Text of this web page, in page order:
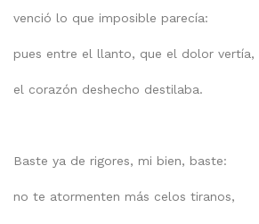
venció lo que imposible parecía:
pues entre el llanto, que el dolor vertía,
el corazón deshecho destilaba.
Baste ya de rigores, mi bien, baste:
no te atormenten más celos tiranos,